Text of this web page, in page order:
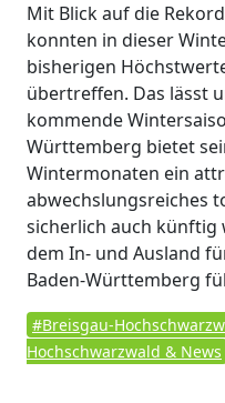
Mit Blick auf die
konnten in dieser
bisherigen
übertreffen. Das lässt
kommende
Württemberg bietet
Wintermonaten ein
abwechslungsreiches
sicherlich auch künftig
dem In- und Ausland
Baden-Württemberg
#Breisgau-
Hochschwarzwald & News